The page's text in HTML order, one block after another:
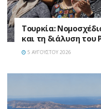
Τουρκία:
και τη διάλυση του
5 ΑΥΓΟΎΣΤΟΥ 2026